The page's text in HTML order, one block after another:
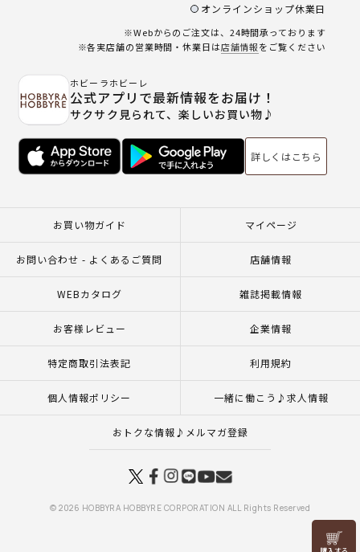
リリヤン
オンラインショップ休業日
※Webからのご注文は、24時間承っております
※各実店舗の営業時間・休業日は店舗情報をご覧ください
ホビーラホビーレ
公式アプリで最新情報をお届け！
サクサク見られて、楽しいお買い物♪
詳しくはこちら
お買い物ガイド マイページ
お問い合わせ - よくあるご質問 店舗情報
WEBカタログ 雑誌掲載情報
お客様レビュー 企業情報
特定商取引法表記 利用規約
個人情報ポリシー 一緒に働こう♪求人情報
おトクな情報♪メルマガ登録
© 2026 HOBBYRA HOBBYRE CORPORATION ALL Rights Reserved